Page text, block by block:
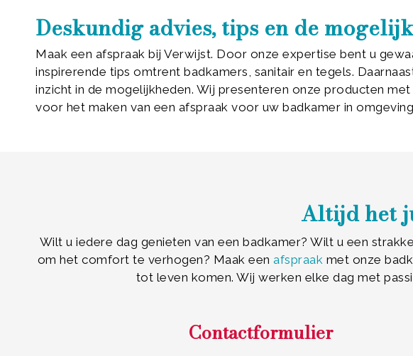
Deskundig advies, tips en de
Maak een afspraak bij Verwijst. Door onze expertise bent u
inspirerende tips omtrent badkamers, sanitair en tegels.
inzicht in de mogelijkheden. Wij presenteren onze producten
voor het maken van een afspraak voor uw badkamer in
Altijd het
Wilt u iedere dag genieten van een badkamer? Wilt u een
om het comfort te verhogen? Maak eenafspraak met onze
tot leven komen. Wij werken elke dag met
Contactformulier